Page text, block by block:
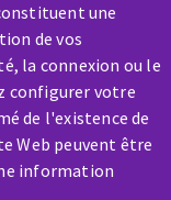
une
de vos
la connexion ou le
configurer votre
de l'existence de
Web peuvent être
information
panne ?